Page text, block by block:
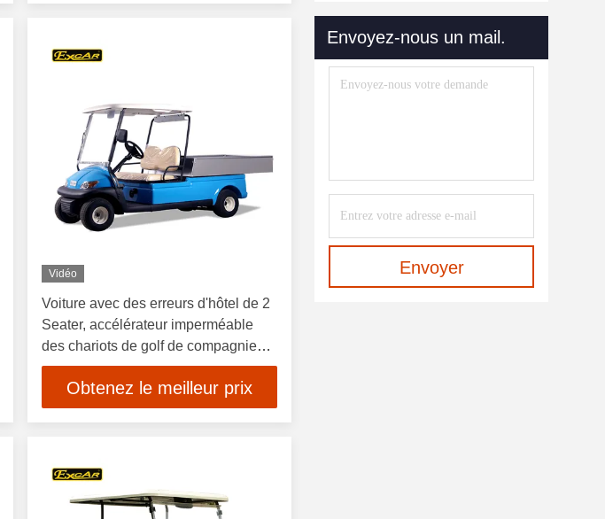
Vidéo
Voiture avec des erreurs d'hôtel de 2
Seater, accélérateur imperméable
des chariots de golf de compagnie
d'électricité 100%
Obtenez le meilleur prix
Envoyez-nous un mail.
Envoyer